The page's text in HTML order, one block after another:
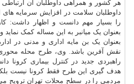
هر کشور و همراهی داوطلبان آن
داوطلبان سلامت در افزایش سرمایه های
را بسیار مهم دانست و اظهار داشت:
بعنوان یک میانبر به این مساله کمک
بعنوان یک بن مایه اداری و مدنی در
نقش آفرین باشد. وی، طرح محله
راهبردی جدید در کنترل بیماری کرونا
هدف گیری این طرح فقط کرونا نیست
مردمی را در سطح محلات تهران ترویج